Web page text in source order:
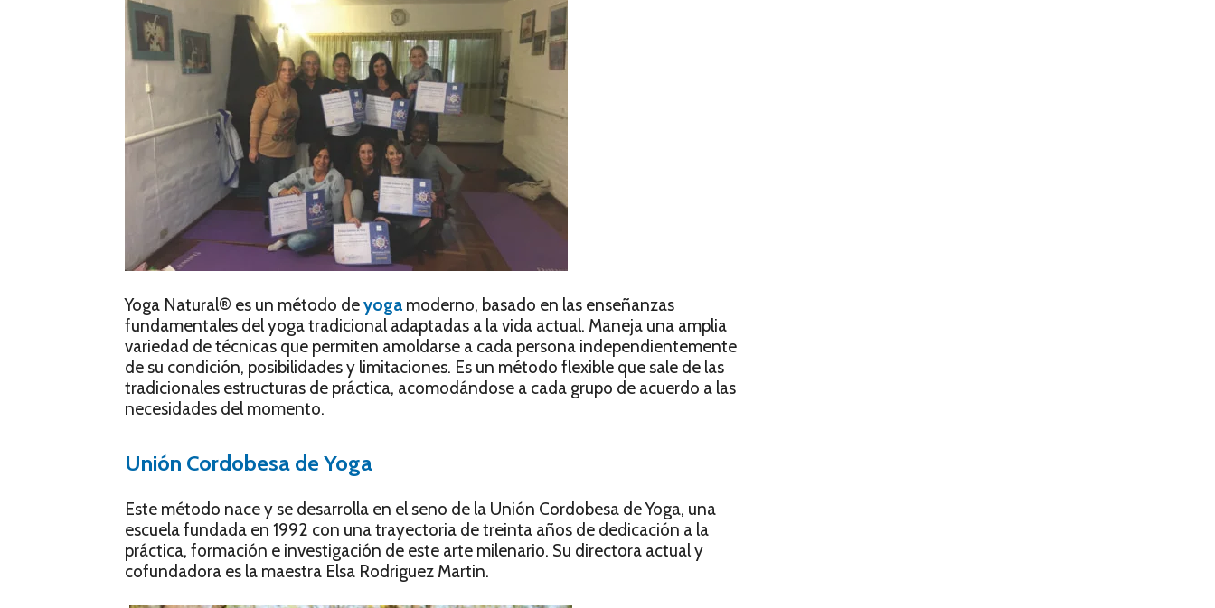
Yoga Natural® es un método deyoga moderno, basado en las enseñanzas
fundamentales del yoga tradicional adaptadas a la vida actual. Maneja una amplia
variedad de técnicas que permiten amoldarse a cada persona independientemente
de su condición, posibilidades y limitaciones. Es un método flexible que sale de las
tradicionales estructuras de práctica, acomodándose a cada grupo de acuerdo a las
necesidades del momento.
Unión Cordobesa de Yoga
Este método nace y se desarrolla en el seno de la Unión Cordobesa de Yoga, una
escuela fundada en 1992 con una trayectoria de treinta años de dedicación a la
práctica, formación e investigación de este arte milenario. Su directora actual y
cofundadora es la maestra Elsa Rodriguez Martin.